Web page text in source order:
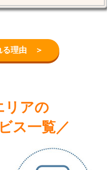
る理由 ＞
リアの
ス一覧／